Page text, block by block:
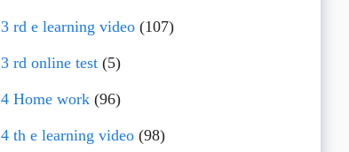
3 rd e learning video (107)
3 rd online test (5)
4 Home work (96)
4 th e learning video (98)